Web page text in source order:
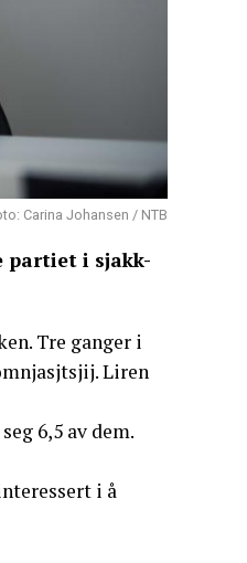
Carina Johansen / NTB
partiet i sjakk-
Tre ganger i
Liren
6,5 av dem.
i å